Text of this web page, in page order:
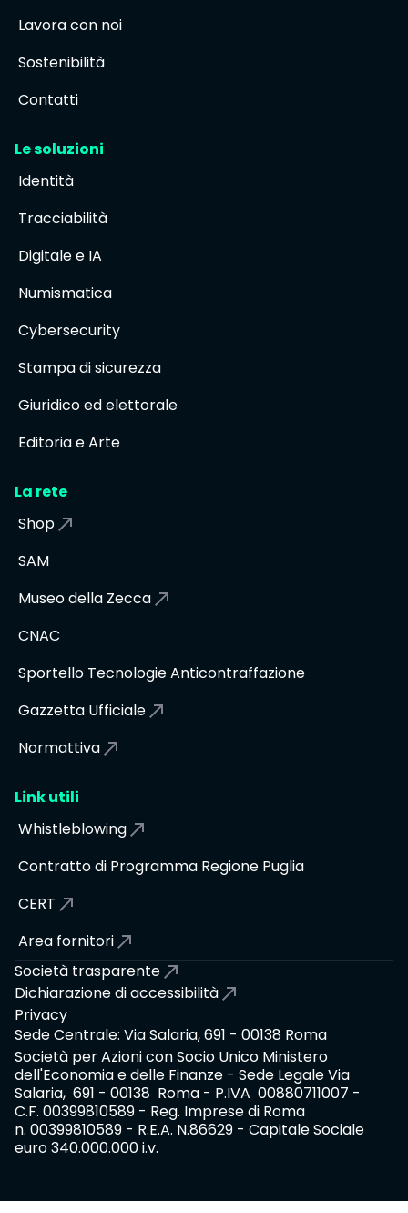
Lavora con noi
Sostenibilità
Contatti
Le soluzioni
Identità
Tracciabilità
Digitale e IA
Numismatica
Cybersecurity
Stampa di sicurezza
Giuridico ed elettorale
Editoria e Arte
La rete
Shop
SAM
Museo della Zecca
CNAC
Sportello Tecnologie Anticontraffazione
Gazzetta Ufficiale
Normattiva
Link utili
Whistleblowing
Contratto di Programma Regione Puglia
CERT
Area fornitori
Società trasparente
Dichiarazione di accessibilità
Privacy
Sede Centrale: Via Salaria, 691 - 00138 Roma
Società per Azioni con Socio Unico Ministero
dell'Economia e delle Finanze - Sede Legale Via
Salaria, 691 - 00138 Roma - P.IVA 00880711007 -
C.F. 00399810589 - Reg. Imprese di Roma
n. 00399810589 - R.E.A. N.86629 - Capitale Sociale
euro 340.000.000 i.v.